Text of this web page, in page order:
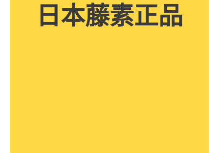
日本藤素正品